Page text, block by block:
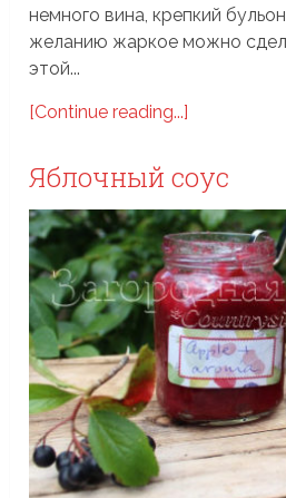
немного вина, крепкий
желанию жаркое можно
этой...
[Continue reading...]
Яблочный соус